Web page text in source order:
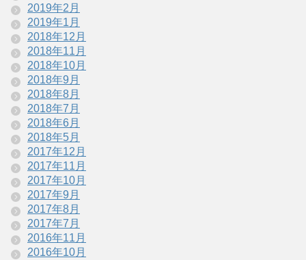
2019年2月
2019年1月
2018年12月
2018年11月
2018年10月
2018年9月
2018年8月
2018年7月
2018年6月
2018年5月
2017年12月
2017年11月
2017年10月
2017年9月
2017年8月
2017年7月
2016年11月
2016年10月